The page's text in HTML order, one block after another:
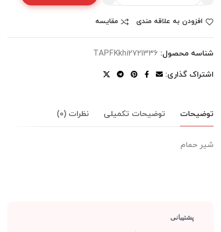
افزودن به علاقه مندی مقایسه
شناسه محصول: TAPFKkhi2721336
اشتراک گذاری:
توضیحات توضیحات تکمیلی نظرات (0)
شیر حمام
پشتیبانی